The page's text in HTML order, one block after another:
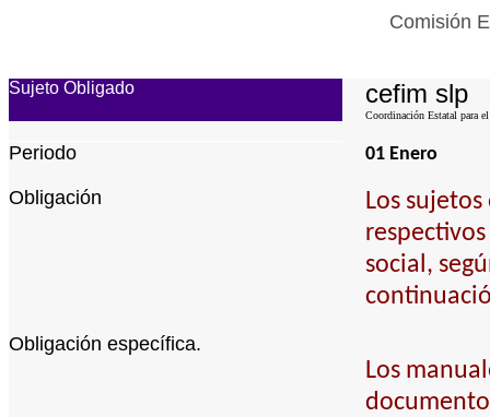
Comisión
Sujeto Obligado cefim slp
Coordinación Estatal para
Periodo 01 Enero
Obligación
Los
social,
Obligación específica.
Los